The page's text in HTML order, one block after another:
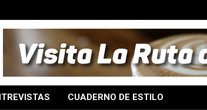
CUADERNO DE ESTILO